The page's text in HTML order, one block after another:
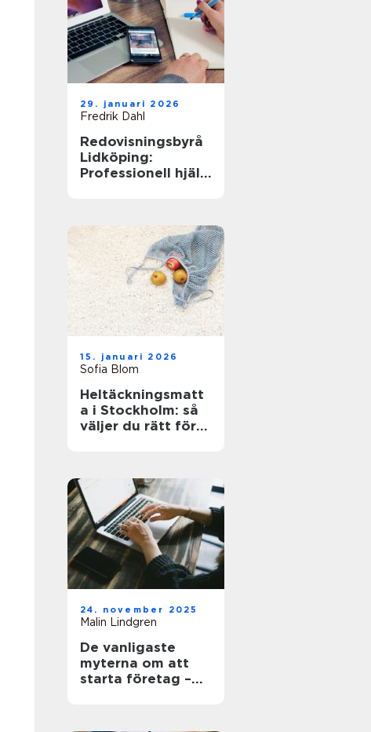
29. januari 2026
Fredrik Dahl
Redovisningsbyrå
Lidköping:
Professionell hjälp
15. januari 2026
Sofia Blom
Heltäckningsmatt
a i Stockholm: så
väljer du rätt för
24. november 2025
Malin Lindgren
De vanligaste
myterna om att
starta företag –